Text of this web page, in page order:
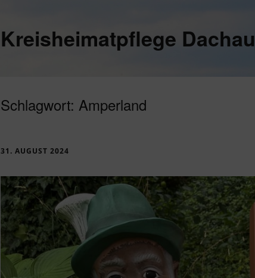
Kreisheimatpflege Dachau
Schlagwort: Amperland
31. AUGUST 2024